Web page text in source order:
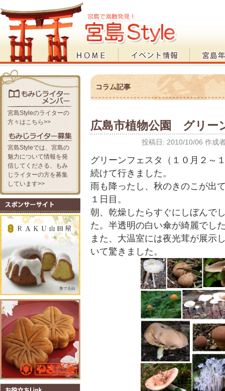
コラム記事
広島市植物公園 グリー
投稿日: 2010/10/06 作成
グリーンフェスタ（１０月２～
続けて行きました。
雨も降ったし、秋のきのこが出
１日目。
朝、乾燥したらすぐにしぼんで
た。半透明の白い傘が綺麗でし
また、大温室には夜光茸が展示
いて驚きました。
宮島Styleのライターの
方々はこちら>>
宮島Styleでは、宮島の
魅力について情報を発
信してくださる、もみ
じライターの方を募集
しています>>